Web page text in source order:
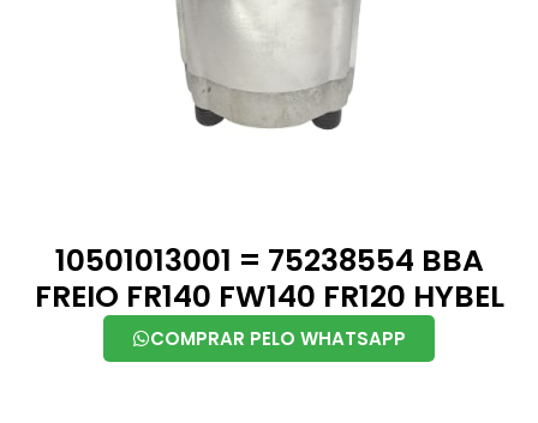
10501013001 = 75238554 BBA
FREIO FR140 FW140 FR120 HYBEL
COMPRAR PELO WHATSAPP